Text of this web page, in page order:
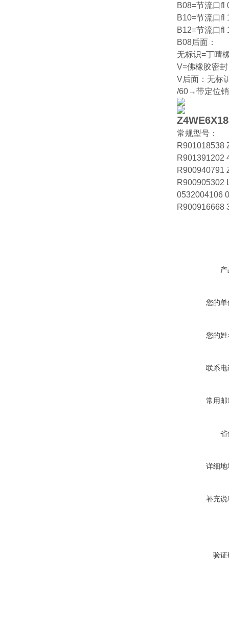
B08=节流口fl
B10=节流口fl
B12=节流口fl
B08后面：
无标识=丁晴
V=佛橡胶密
V后面：无标
/60→带定位
常规型号：
R901018538
R901391202
R900940791
R900905302
0532004106
R900916668
您的
您的
联系
常用
省
详细
补充
验